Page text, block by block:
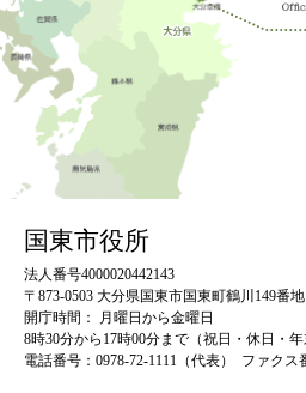
国東市役所
法人番号4000020442143
〒873-0503 大分県国東市国東町鶴川149番地
開庁時間：
月曜日から金曜日
8時30分から17時00分まで（祝日・休日・年
電話番号：0978-72-1111（代表）
ファクス